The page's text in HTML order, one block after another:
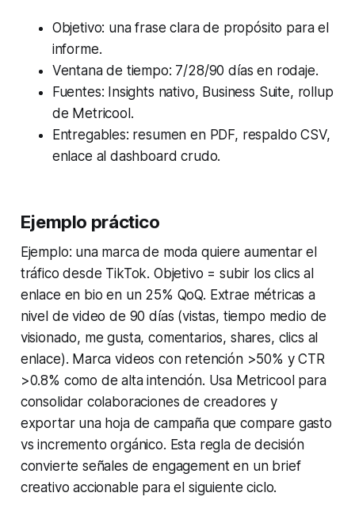
Objetivo: una frase clara de propósito para el
informe.
Ventana de tiempo: 7/28/90 días en rodaje.
Fuentes: Insights nativo, Business Suite, rollup
de Metricool.
Entregables: resumen en PDF, respaldo CSV,
enlace al dashboard crudo.
Ejemplo práctico
Ejemplo: una marca de moda quiere aumentar el
tráfico desde TikTok. Objetivo = subir los clics al
enlace en bio en un 25% QoQ. Extrae métricas a
nivel de video de 90 días (vistas, tiempo medio de
visionado, me gusta, comentarios, shares, clics al
enlace). Marca videos con retención >50% y CTR
>0.8% como de alta intención. Usa Metricool para
consolidar colaboraciones de creadores y
exportar una hoja de campaña que compare gasto
vs incremento orgánico. Esta regla de decisión
convierte señales de engagement en un brief
creativo accionable para el siguiente ciclo.